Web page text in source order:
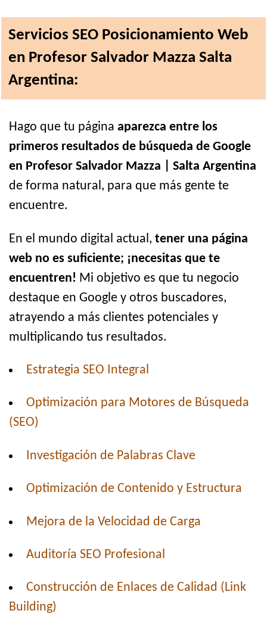
Servicios SEO Posicionamiento Web
en Profesor Salvador Mazza Salta
Argentina:
Hago que tu página aparezca entre los
primeros resultados de búsqueda de Google
en Profesor Salvador Mazza | Salta Argentina
de forma natural, para que más gente te
encuentre.
En el mundo digital actual, tener una página
web no es suficiente; ¡necesitas que te
encuentren! Mi objetivo es que tu negocio
destaque en Google y otros buscadores,
atrayendo a más clientes potenciales y
multiplicando tus resultados.
Estrategia SEO Integral
Optimización para Motores de Búsqueda
(SEO)
Investigación de Palabras Clave
Optimización de Contenido y Estructura
Mejora de la Velocidad de Carga
Auditoría SEO Profesional
Construcción de Enlaces de Calidad (Link
Building)